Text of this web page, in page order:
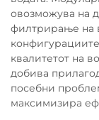
овозможува на
филтрирање на
квалитетот на
добива
посебни
максимизира